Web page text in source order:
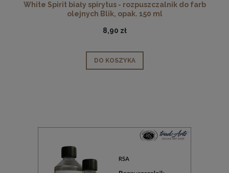
White Spirit biały spirytus - rozpuszczalnik do farb
olejnych Blik, opak. 150 ml
8,90 zł
DO KOSZYKA